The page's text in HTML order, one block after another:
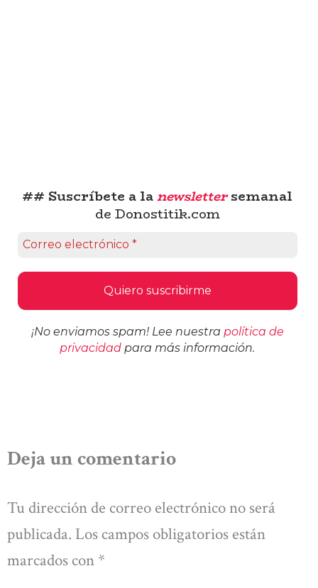
## Suscríbete a lanewslettersemanal
de Donostitik.com
¡No enviamos spam! Lee nuestra política de
privacidad para más información.
Deja un comentario
Tu dirección de correo electrónico no será
publicada. Los campos obligatorios están
marcados con *